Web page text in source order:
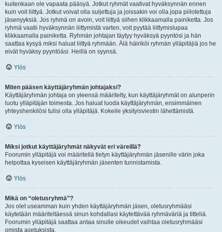
kuitenkaan ole vapaata pääsyä. Jotkut ryhmät vaativat hyväksynnän ennen
kuin voit liittyä. Jotkut voivat olla suljettuja ja joissakin voi olla jopa piilotettuja
jäsenyyksiä. Jos ryhmä on avoin, voit liittyä siihen klikkaamalla painiketta. Jos
ryhmä vaatii hyväksynnän liittymistä varten, voit pyytää liittymislupaa
klikkaamalla painiketta. Ryhmän johtajan täytyy hyväksyä pyyntösi ja hän
saattaa kysyä miksi haluat liittyä ryhmään. Älä häiriköi ryhmän ylläpitäjiä jos he
eivät hyväksy pyyntöäsi. Heillä on syynsä.
Ylös
Miten pääsen käyttäjäryhmän johtajaksi?
Käyttäjäryhmän johtaja on yleensä määritelty, kun käyttäjäryhmät on alunperin
luotu ylläpitäjän toimesta. Jos haluat luoda käyttäjäryhmän, ensimmäinen
yhteyshenkilösi tulisi olla ylläpitäjä. Kokeile yksityisviestin lähettämistä.
Ylös
Miksi jotkut käyttäjäryhmät näkyvät eri väreillä?
Foorumin ylläpitäjä voi määritellä tietyn käyttäjäryhmän jäsenille värin joka
helpottaa kyseisen käyttäjäryhmän jäsenten tunnistamista.
Ylös
Mikä on “oletusryhmä”?
Jos olet useamman kuin yhden käyttäjäryhmän jäsen, oletusryhmääsi
käytetään määriteltäessä sinun kohdallasi käytettävää ryhmäväriä ja titteliä.
Foorumin ylläpitäjä saattaa antaa sinulle oikeudet vaihtaa oletusryhmääsi
omista asetuksista.